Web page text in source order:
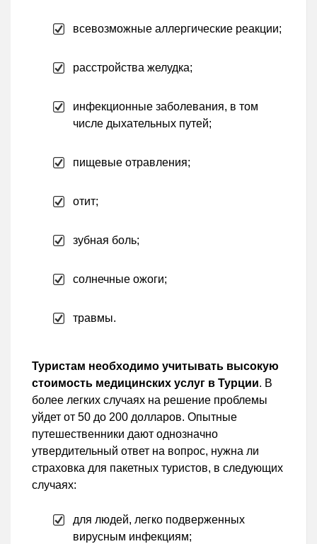
всевозможные аллергические реакции;
расстройства желудка;
инфекционные заболевания, в том
числе дыхательных путей;
пищевые отравления;
отит;
зубная боль;
солнечные ожоги;
травмы.
Туристам необходимо учитывать высокую
стоимость медицинских услуг в Турции. В
более легких случаях на решение проблемы
уйдет от 50 до 200 долларов. Опытные
путешественники дают однозначно
утвердительный ответ на вопрос, нужна ли
страховка для пакетных туристов, в следующих
случаях:
для людей, легко подверженных
вирусным инфекциям;